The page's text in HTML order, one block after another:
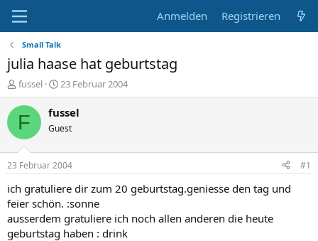
Anmelden Registrieren
Small Talk
julia haase hat geburtstag
E
r
s
e
r
fussel
E
r
s
e
l
t
a
23 Februar 2004
F fussel
Guest
23 Februar 2004 #1
ich gratuliere dir zum 20 geburtstag.geniesse den tag und
feier schön. :sonne
ausserdem gratuliere ich noch allen anderen die heute
geburtstag haben : drink